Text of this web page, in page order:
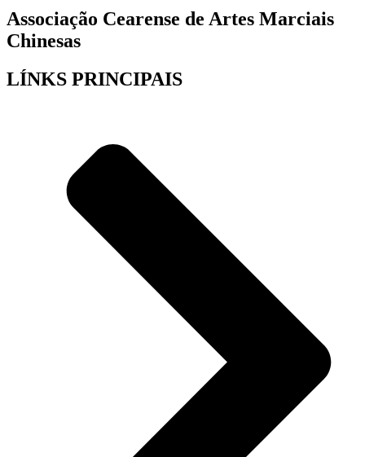
Associação Cearense de Artes Marciais
Chinesas
LÍNKS PRINCIPAIS